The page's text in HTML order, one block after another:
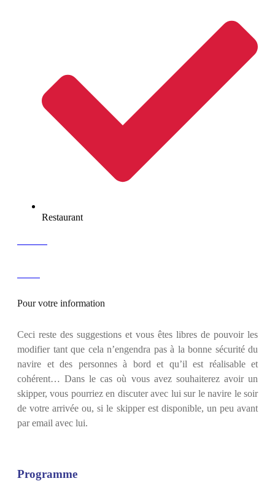
Restaurant
Pour votre information
Ceci reste des suggestions et vous êtes libres de pouvoir les
modifier tant que cela n’engendra pas à la bonne sécurité du
navire et des personnes à bord et qu’il est réalisable et
cohérent… Dans le cas où vous avez souhaiterez avoir un
skipper, vous pourriez en discuter avec lui sur le navire le soir
de votre arrivée ou, si le skipper est disponible, un peu avant
par email avec lui.
Programme